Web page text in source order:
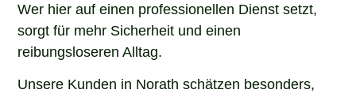
Wer hier auf einen professionellen Dienst setzt,
sorgt für mehr Sicherheit und einen
reibungsloseren Alltag.
Unsere Kunden in Norath schätzen besonders,